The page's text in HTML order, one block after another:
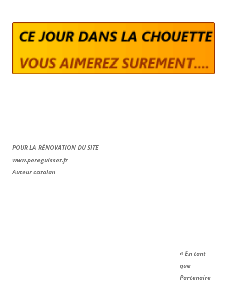
POUR LA RÉNOVATION DU SITE
www.pereguisset.fr
Auteur catalan
« En tant
que
Partenaire